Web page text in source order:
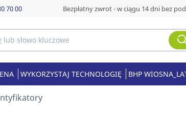
70 00 Bezpłatny zwrot - w ciągu 14 dni bez
WYKORZYSTAJ TECHNOLOGIĘ BHP